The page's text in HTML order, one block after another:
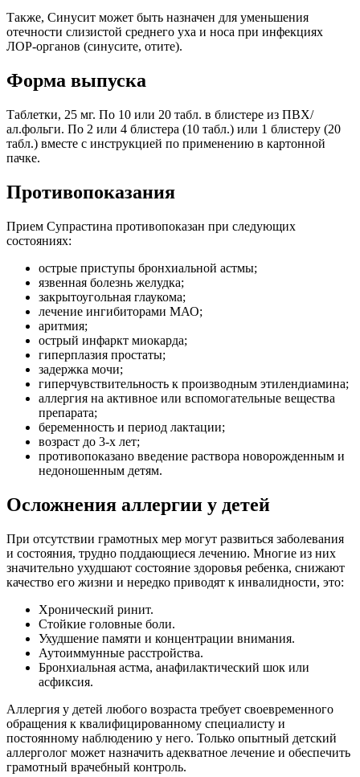
Также, Синусит может быть назначен для уменьшения
отечности слизистой среднего уха и носа при инфекциях
ЛОР-органов (синусите, отите).
Форма выпуска
Таблетки, 25 мг. По 10 или 20 табл. в блистере из ПВХ/
ал.фольги. По 2 или 4 блистера (10 табл.) или 1 блистеру (20
табл.) вместе с инструкцией по применению в картонной
пачке.
Противопоказания
Прием Супрастина противопоказан при следующих
состояниях:
острые приступы бронхиальной астмы;
язвенная болезнь желудка;
закрытоугольная глаукома;
лечение ингибиторами МАО;
аритмия;
острый инфаркт миокарда;
гиперплазия простаты;
задержка мочи;
гиперчувствительность к производным этилендиамина;
аллергия на активное или вспомогательные вещества
препарата;
беременность и период лактации;
возраст до 3-х лет;
противопоказано введение раствора новорожденным и
недоношенным детям.
Осложнения аллергии у детей
При отсутствии грамотных мер могут развиться заболевания
и состояния, трудно поддающиеся лечению. Многие из них
значительно ухудшают состояние здоровья ребенка, снижают
качество его жизни и нередко приводят к инвалидности, это:
Хронический ринит.
Стойкие головные боли.
Ухудшение памяти и концентрации внимания.
Аутоиммунные расстройства.
Бронхиальная астма, анафилактический шок или
асфиксия.
Аллергия у детей любого возраста требует своевременного
обращения к квалифицированному специалисту и
постоянному наблюдению у него. Только опытный детский
аллерголог может назначить адекватное лечение и обеспечить
грамотный врачебный контроль.